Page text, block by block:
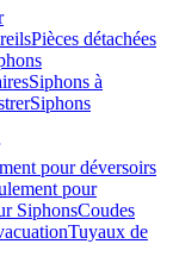
Pièces détachées
Siphons à
Siphons
pour déversoirs
pour
SiphonsCoudes
Tuyaux de